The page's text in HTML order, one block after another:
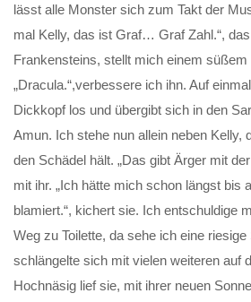
lässt alle Monster sich zum Takt der
mal Kelly, das ist Graf… Graf Zahl.“,
Frankensteins, stellt mich einem süßem
„Dracula.“,verbessere ich ihn. Auf
Dickkopf los und übergibt sich in den
Amun. Ich stehe nun allein neben Kelly,
den Schädel hält. „Das gibt Ärger mit
mit ihr. „Ich hätte mich schon längst bis
blamiert.“, kichert sie. Ich entschuldige
Weg zu Toilette, da sehe ich eine
schlängelte sich mit vielen weiteren auf
Hochnäsig lief sie, mit ihrer neuen